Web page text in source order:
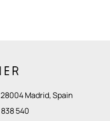
Madrid, Spain
540